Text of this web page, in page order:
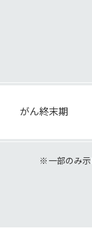
がん終末期
※一部のみ示